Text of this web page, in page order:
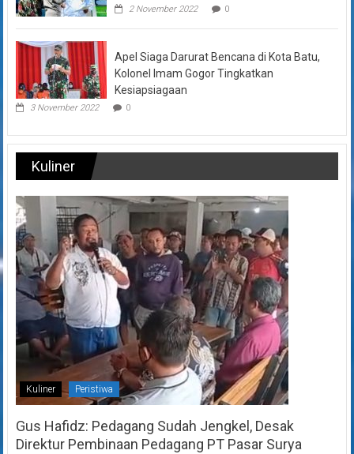
2 November 2022 0
Apel Siaga Darurat Bencana di Kota Batu,
Kolonel Imam Gogor Tingkatkan
Kesiapsiagaan
3 November 2022 0
Kuliner
Kuliner Peristiwa
Gus Hafidz: Pedagang Sudah Jengkel, Desak
Direktur Pembinaan Pedagang PT Pasar Surya